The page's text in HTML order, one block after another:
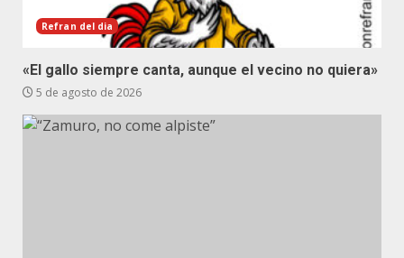
Refran del dia
«El gallo siempre canta, aunque el vecino no quiera»
5 de agosto de 2026